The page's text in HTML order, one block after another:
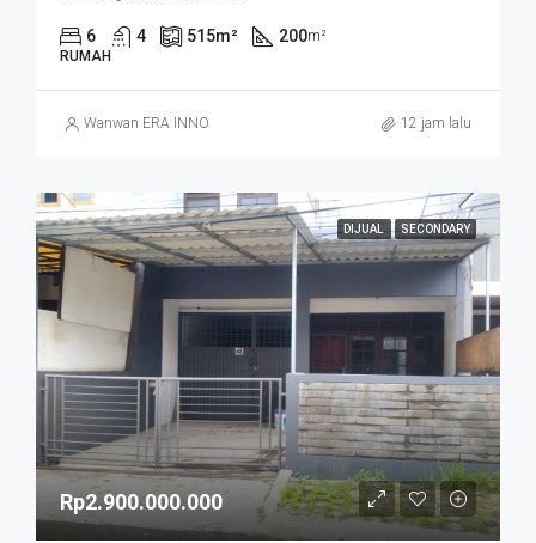
6 4 515m² 200m²
RUMAH
Wanwan ERA INNO 12 jam lalu
DIJUAL SECONDARY
Rp2.900.000.000